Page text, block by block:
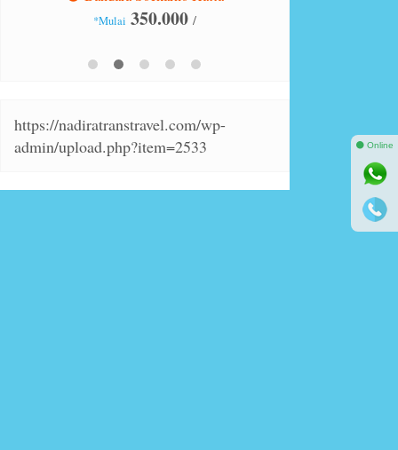
*Mulai 280.000 /
https://nadiratranstravel.com/wp-
admin/upload.php?item=2533
⚫ Online